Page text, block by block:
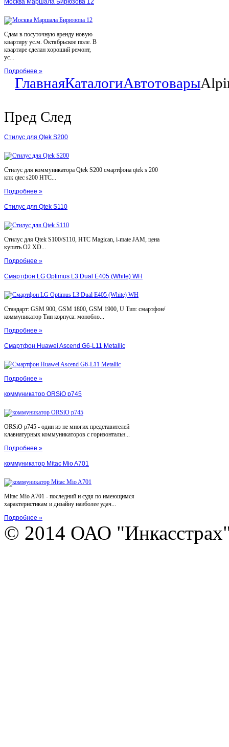
Москва Маршала Бирюзова 12
Сдам в посуточную аренду новую
квартиру ус.м. Октябрьское поле. В
квартире сделан хороший ремонт,
ус...
Подробнее »
ГлавнаяКаталогиАвтотовары
Пред След
Стилус для Qtek S200
Стилус для коммуникатора Qtek S200 смартфона qtek s 200
кпк qtec s200 HTC...
Подробнее »
Стилус для Qtek S110
Стилус для Qtek S100/S110, HTC Magican, i-mate JAM, цена
купить O2 XD...
Подробнее »
Смартфон LG Optimus L3 Dual E405 (White) WH
Стандарт: GSM 900, GSM 1800, GSM 1900, U Тип: смартфон/
коммуникатор Тип корпуса: монобло...
Подробнее »
Смартфон Huawei Ascend G6-L11 Metallic
Подробнее »
коммуникатор ORSiO p745
ORSiO p745 - один из не многих представителей
клавиатурных коммуникаторов с горизонтальн...
Подробнее »
коммуникатор Mitac Mio A701
Mitac Mio A701 - последний и судя по имеющимся
характеристикам и дизайну наиболее удач...
Подробнее »
© 2014 ОАО